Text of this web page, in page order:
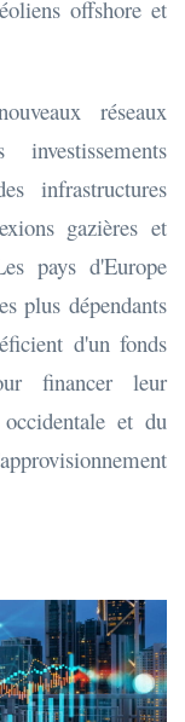
offshore et
réseaux
investissements
infrastructures
gazières et
pays d'Europe
plus dépendants
d'un fonds
financer leur
et du